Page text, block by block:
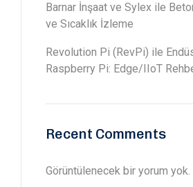
Barnar İnşaat ve Sylex ile
ve Sıcaklık İzleme
Revolution Pi (RevPi) ile
Raspberry Pi: Edge/IIoT
Recent Comments
Görüntülenecek bir yorum yok.